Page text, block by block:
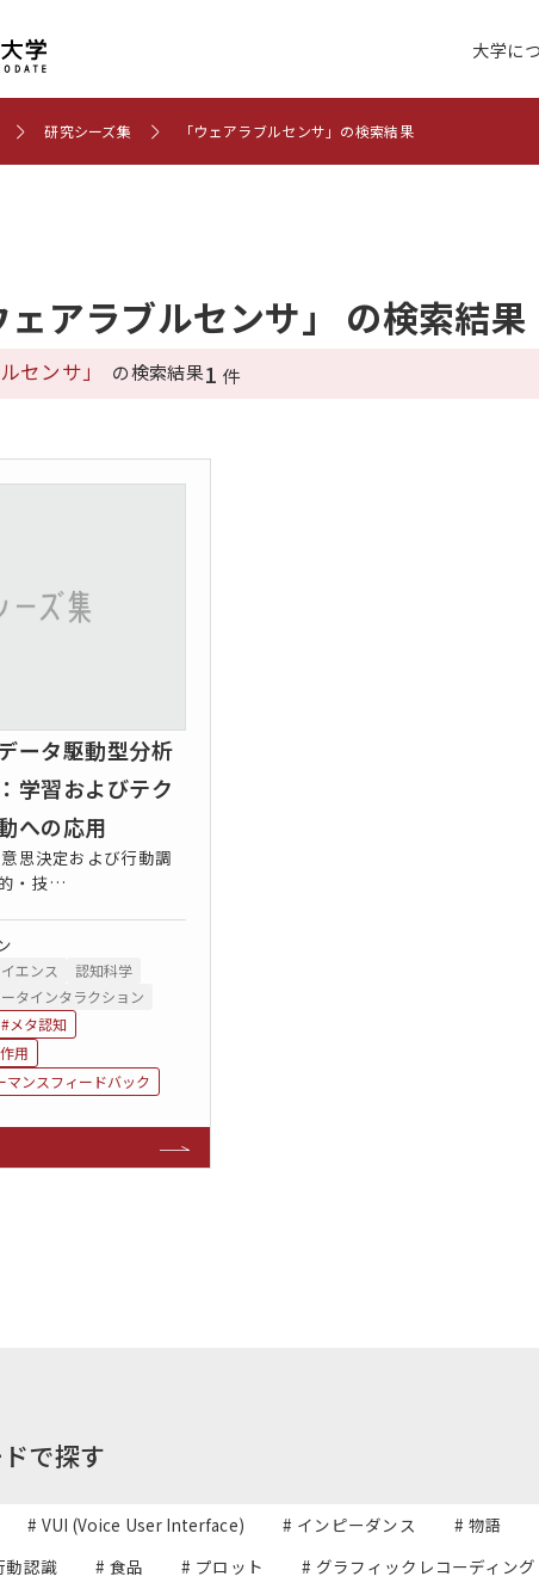
大学に
施設紹介
未来大のデータサイエ
ンス
研究シーズ集 「ウェアラブルセンサ」の検索結果
アラブルセンサ」 の検索結果
センサ」 の検索結果1 件
ータ駆動型分析
学習およびテク
への応用
思決定および行動調
・技…
エンス
認知科学
タインタラクション
#メタ認知
用
マンスフィードバック
で探す
# VUI (Voice User Interface) # インピーダンス # 物語
動認識 # 食品 # プロット # グラフィックレコーディング